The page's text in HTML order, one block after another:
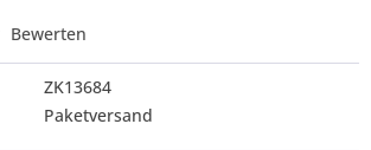
Bewerten
ZK13684
Paketversand